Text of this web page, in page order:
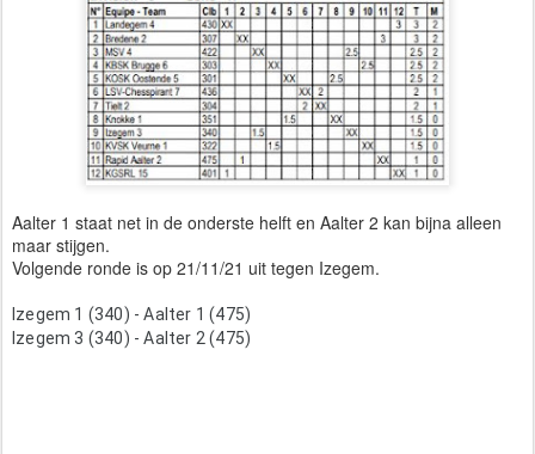
Aalter 1 staat net in de onderste helft en Aalter 2 kan bijna alleen
maar stijgen.
Volgende ronde is op 21/11/21 uit tegen Izegem.
Izegem 1 (340) - Aalter 1 (475)
Izegem 3 (340) - Aalter 2 (475)